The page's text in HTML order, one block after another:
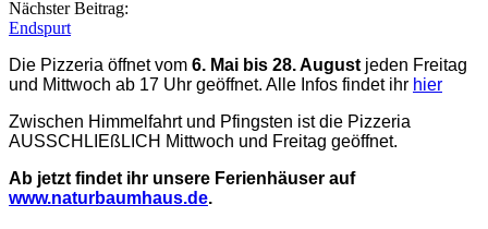
Nächster Beitrag:
Endspurt
Die Pizzeria öffnet vom 6. Mai bis 28. August jeden Freitag
und Mittwoch ab 17 Uhr geöffnet. Alle Infos findet ihr hier
Zwischen Himmelfahrt und Pfingsten ist die Pizzeria
AUSSCHLIEßLICH Mittwoch und Freitag geöffnet.
Ab jetzt findet ihr unsere Ferienhäuser auf
www.naturbaumhaus.de.